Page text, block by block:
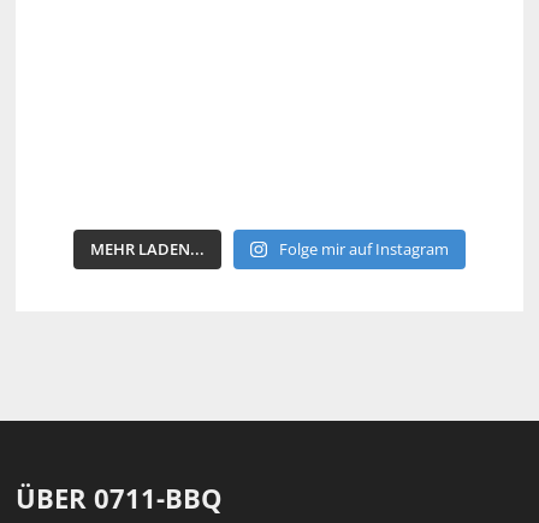
MEHR LADEN... Folge mir auf Instagram
ÜBER 0711-BBQ